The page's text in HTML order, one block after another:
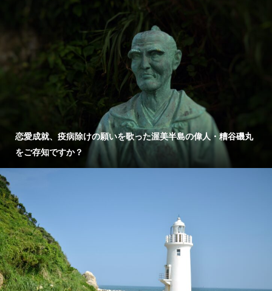
恋愛成就、疫病除けの願いを歌った渥美半島の偉人・糟谷磯丸
をご存知ですか？